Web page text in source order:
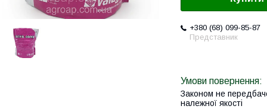
+380 (68) 099-85-87
Представник
Законом не
належної якості